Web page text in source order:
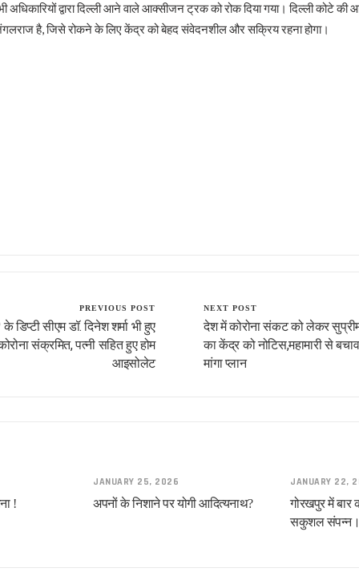
अधिकारियों द्वारा दिल्ली आने वाले आक्सीजन ट्रक को रोक दिया गया। दिल्ली कोटे
जंगलराज है, जिसे रोकने के लिए केंद्र को बेहद संवेदनशील और सक्रिय रहना होगा।
PREVIOUS POST
डिप्टी सीएम डॉ. दिनेश शर्मा भी हुए
संक्रमित, पत्नी सहित हुए होम
आइसोलेट
NEXT POST
देश में कोरोना संकट को लेकर
का केंद्र को नोटिस,महामारी से
मांगा प्लान
!
JANUARY 25, 2026
अपनों के निशाने पर योगी आदित्यनाथ?
JANUARY 22,
गोरखपुर में बार
सकुशल संपन्न।